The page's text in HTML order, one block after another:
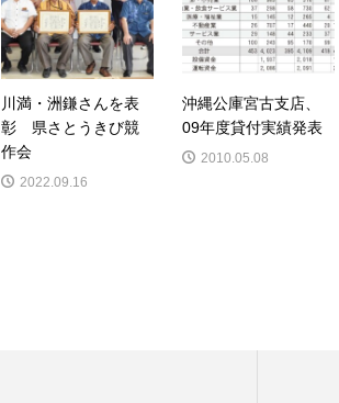
川満・洲鎌さんを表
彰 県さとうきび競
作会
2022.09.16
沖縄公庫宮古支店、
09年度貸付実績発表
2010.05.08